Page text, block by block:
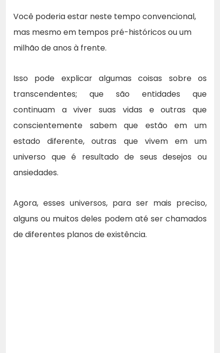
Você poderia estar neste tempo convencional,
mas mesmo em tempos pré-históricos ou um
milhão de anos à frente.
Isso pode explicar algumas coisas sobre os
transcendentes; que são entidades que
continuam a viver suas vidas e outras que
conscientemente sabem que estão em um
estado diferente, outras que vivem em um
universo que é resultado de seus desejos ou
ansiedades.
Agora, esses universos, para ser mais preciso,
alguns ou muitos deles podem até ser chamados
de diferentes planos de existência.